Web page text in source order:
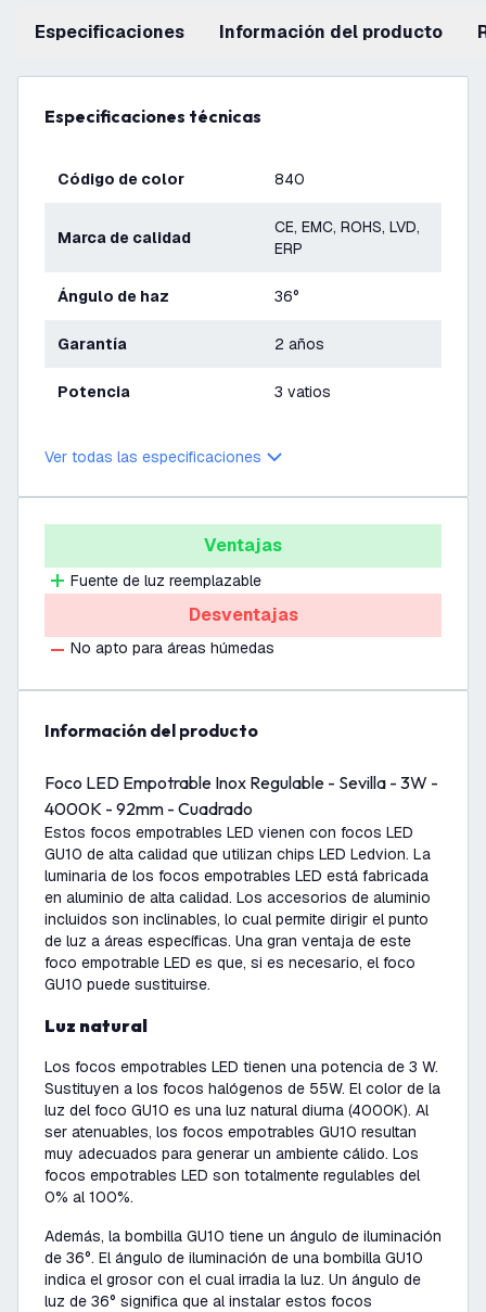
Especificaciones información del producto
Especificaciones técnicas
Código de color 840
Marca de calidad
CE, EMC, ROHS, LVD,
ERP
Ángulo de haz 36°
Garantía 2 años
Potencia 3 vatios
Ver todas las especificaciones
Ventajas
Fuente de luz reemplazable
Desventajas
No apto para áreas húmedas
información del producto
Foco LED Empotrable Inox Regulable - Sevilla - 3W -
4000K - 92mm - Cuadrado
Estos focos empotrables LED vienen con focos LED
GU10 de alta calidad que utilizan chips LED Ledvion. La
luminaria de los focos empotrables LED está fabricada
en aluminio de alta calidad. Los accesorios de aluminio
incluidos son inclinables, lo cual permite dirigir el punto
de luz a áreas específicas. Una gran ventaja de este
foco empotrable LED es que, si es necesario, el foco
GU10 puede sustituirse.
Luz natural
Los focos empotrables LED tienen una potencia de 3 W.
Sustituyen a los focos halógenos de 55W. El color de la
luz del foco GU10 es una luz natural diurna (4000K). Al
ser atenuables, los focos empotrables GU10 resultan
muy adecuados para generar un ambiente cálido. Los
focos empotrables LED son totalmente regulables del
0% al 100%.
Además, la bombilla GU10 tiene un ángulo de iluminación
de 36°. El ángulo de iluminación de una bombilla GU10
indica el grosor con el cual irradia la luz. Un ángulo de
luz de 36° significa que al instalar estos focos